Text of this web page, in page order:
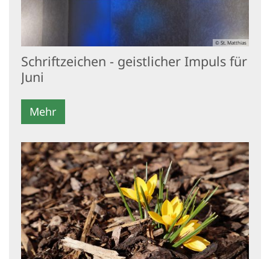
© St. Matthias
Schriftzeichen - geistlicher Impuls für
Juni
Mehr